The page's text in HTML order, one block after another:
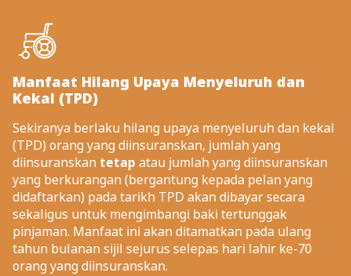
Manfaat Hilang Upaya Menyeluruh dan
Kekal (TPD)
Sekiranya berlaku hilang upaya menyeluruh dan kekal
(TPD) orang yang diinsuranskan, jumlah yang
diinsuranskan tetap atau jumlah yang diinsuranskan
yang berkurangan (bergantung kepada pelan yang
didaftarkan) pada tarikh TPD akan dibayar secara
sekaligus untuk mengimbangi baki tertunggak
pinjaman. Manfaat ini akan ditamatkan pada ulang
tahun bulanan sijil sejurus selepas hari lahir ke-70
orang yang diinsuranskan.